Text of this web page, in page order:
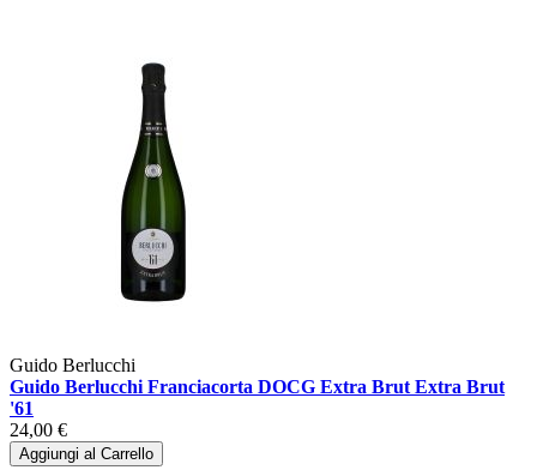
Guido Berlucchi
Guido Berlucchi Franciacorta DOCG Extra Brut Extra Brut
'61
24,00 €
Aggiungi al Carrello